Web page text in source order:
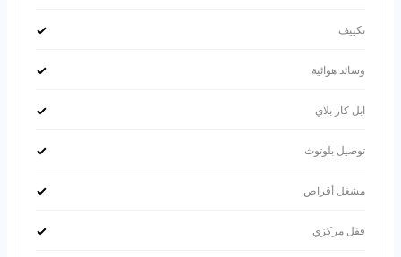
تكييف ✓
وسائد هوائية ✓
ابل كار بلاي ✓
توصيل بلوتوث ✓
مشغل أقراص ✓
قفل مركزي ✓